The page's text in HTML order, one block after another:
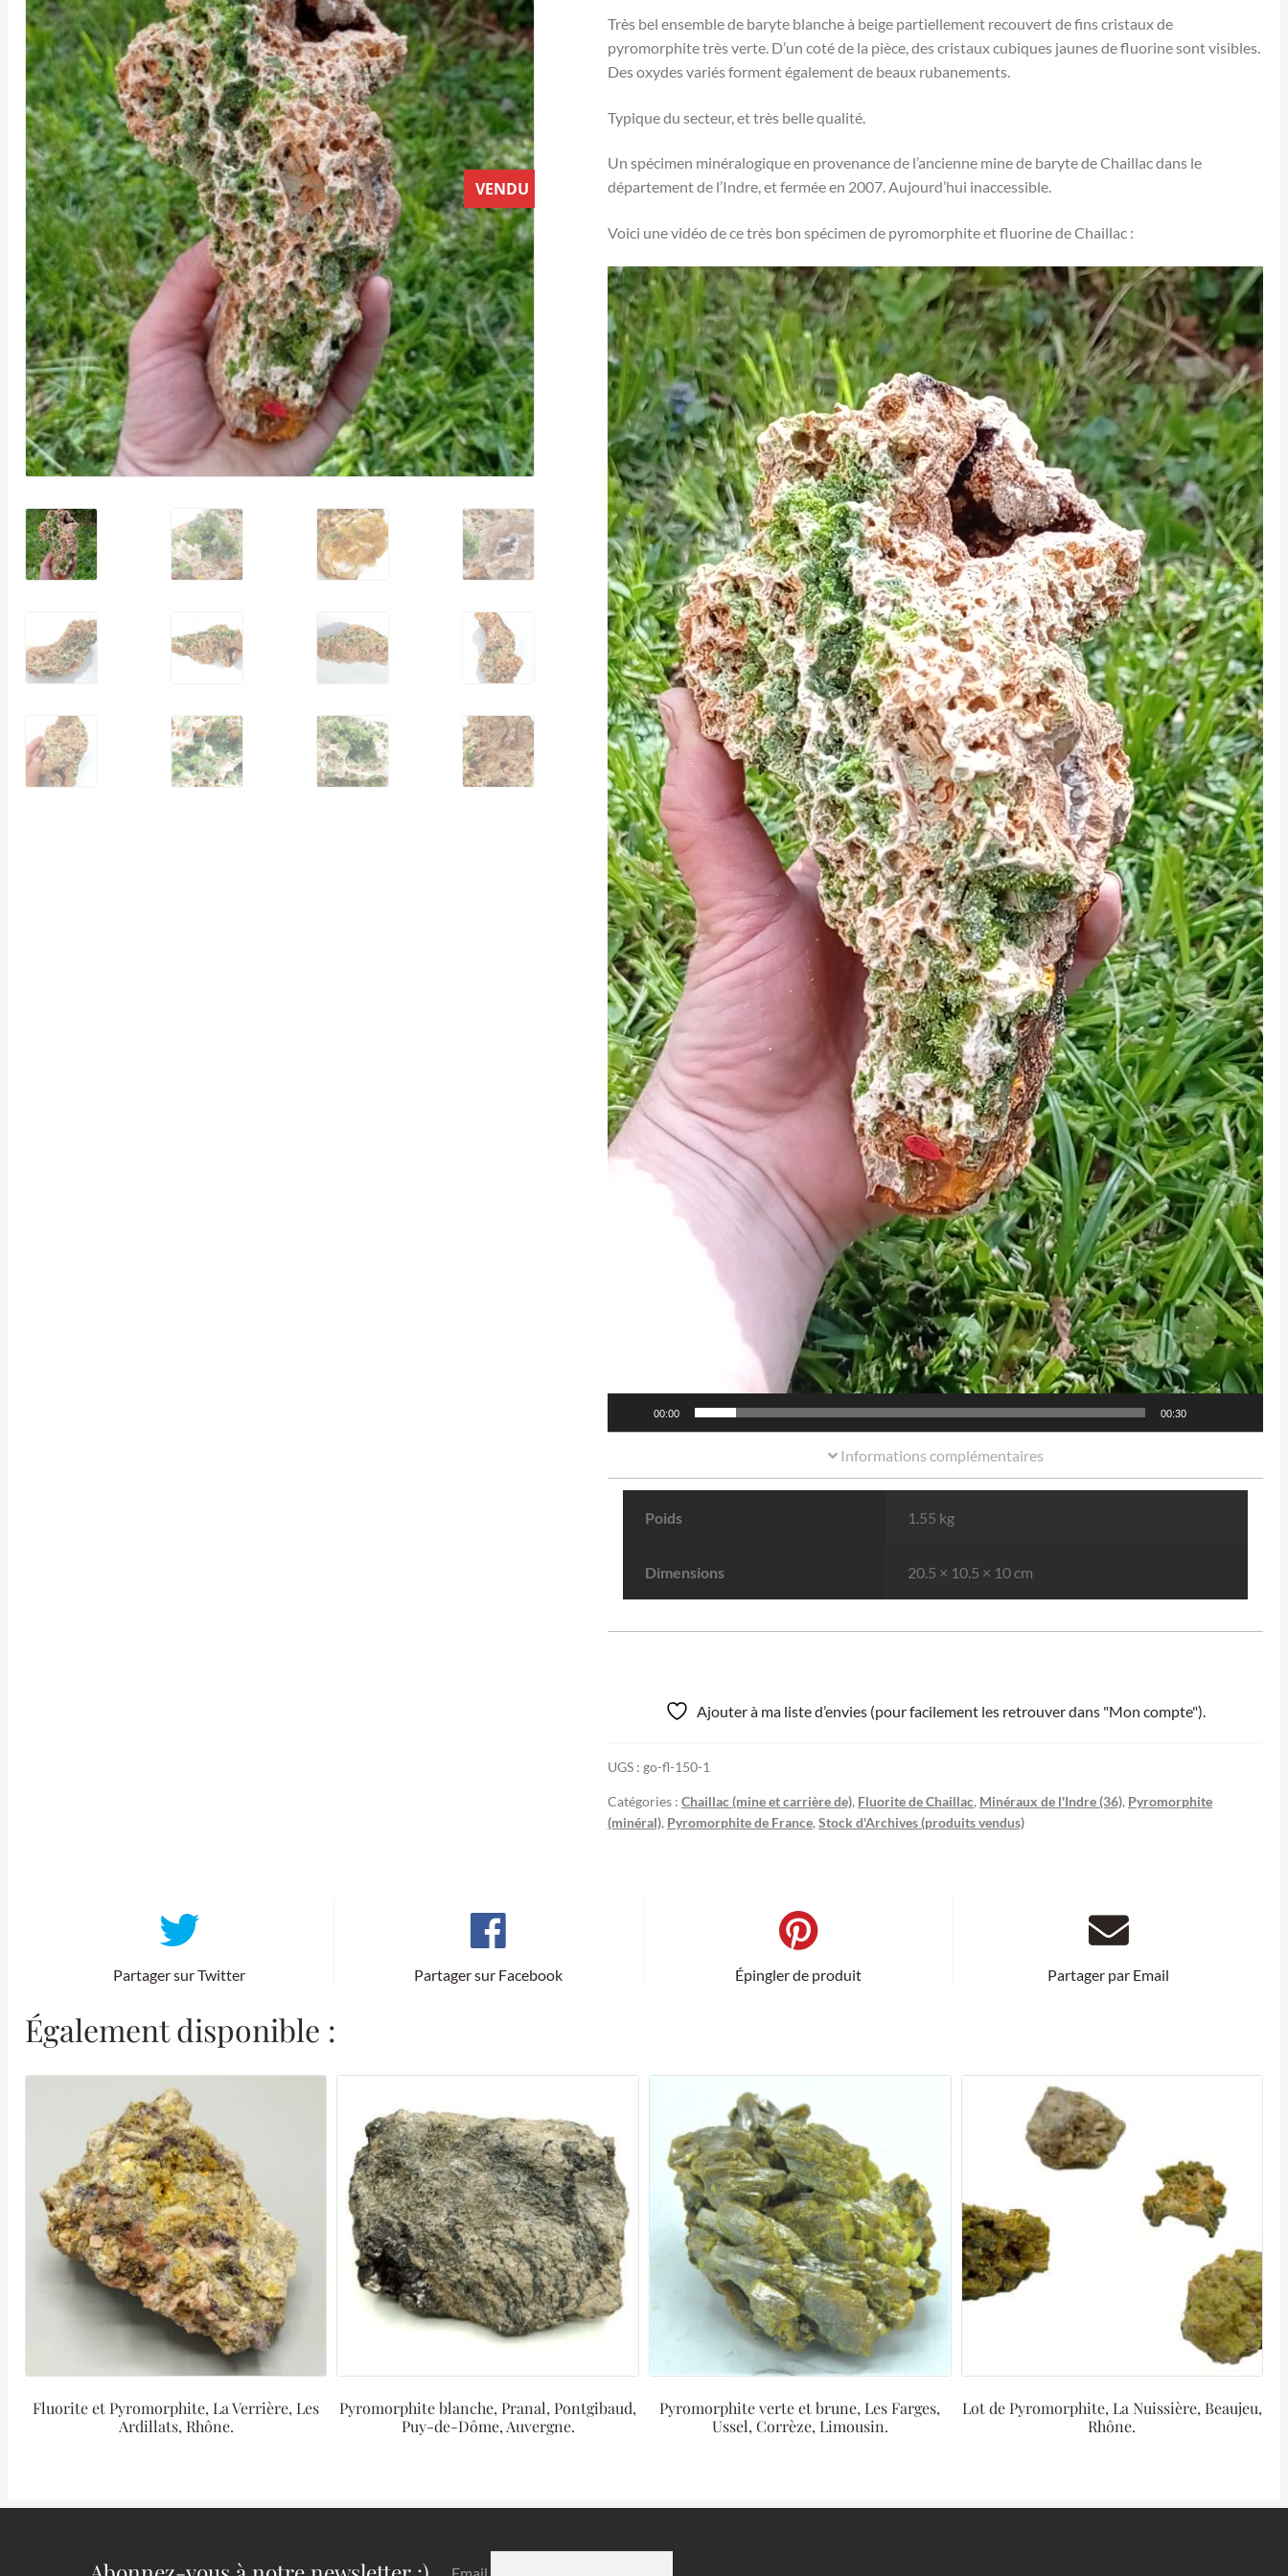
VENDU
Très bel ensemble de baryte blanche à beige partiellement recouvert de fins cristaux de
pyromorphite très verte. D’un coté de la pièce, des cristaux cubiques jaunes de fluorine sont visibles.
Des oxydes variés forment également de beaux rubanements.
Typique du secteur, et très belle qualité.
Un spécimen minéralogique en provenance de l’ancienne mine de baryte de Chaillac dans le
département de l’Indre, et fermée en 2007. Aujourd’hui inaccessible.
Voici une vidéo de ce très bon spécimen de pyromorphite et fluorine de Chaillac :
Lecteur
vidéo
00:00 00:30
Informations complémentaires
Poids 1.55 kg
Dimensions 20.5 × 10.5 × 10 cm
Ajouter à ma liste d’envies (pour facilement les retrouver dans "Mon compte").
UGS : go-fl-150-1
Catégories : Chaillac (mine et carrière de), Fluorite de Chaillac, Minéraux de l'Indre (36), Pyromorphite
(minéral), Pyromorphite de France, Stock d'Archives (produits vendus)
Partager sur Twitter Partager sur Facebook Épingler de produit Partager par Email
Également disponible :
Fluorite et Pyromorphite, La Verrière, Les
Ardillats, Rhône.
Pyromorphite blanche, Pranal, Pontgibaud,
Puy-de-Dôme, Auvergne.
Pyromorphite verte et brune, Les Farges,
Ussel, Corrèze, Limousin.
Lot de Pyromorphite, La Nuissière, Beaujeu,
Rhône.